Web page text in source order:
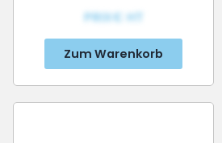
PRIX€ HT
Zum Warenkorb